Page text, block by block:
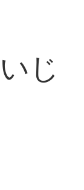
じ